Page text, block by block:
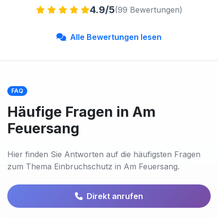
4.9/5(99 Bewertungen)
Alle Bewertungen lesen
FAQ
Häufige Fragen in Am
Feuersang
Hier finden Sie Antworten auf die häufigsten Fragen
zum Thema Einbruchschutz in Am Feuersang.
Direkt anrufen